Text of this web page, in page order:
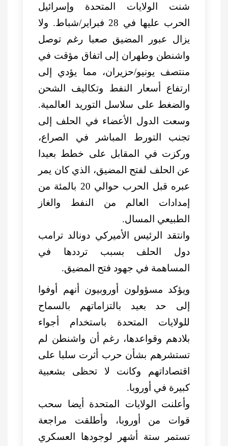
شنت الولايات المتحدة وإسرائيل
الحرب عليها في 28 فبراير/شباط. ولا
يزال عبور المضيق صعبا رغم توصل
واشنطن وطهران إلى اتفاق مؤقت في
منتصف يونيو/حزيران، مما يؤدي إلى
ارتفاع أسعار النفط وتكاليف الشحن
والضغط على سلاسل التوريد العالمية.
وسعت الدول الأعضاء في الحلف إلى
تجنب التورط المباشر في الصراع،
وركزت في المقابل على خطط بعيدا
عن الحلف لفتح المضيق، الذي كان يمر
عبره قبل الحرب حوالي 20 ‌بالمئة من
إمدادات العالم من النفط والغاز
الطبيعي المسال.
وانتقد الرئيس الأميركي دونالد ترامب
دول الحلف بسبب ترددها في
المساهمة في جهود فتح المضيق.
ويؤكد مسؤولون أوروبيون أنهم أوفوا
إلى حد بعيد بالتزاماتهم بالسماح
للولايات المتحدة باستخدام أجواء
بلادهم وقواعدها، رغم أن واشنطن لم
تستشرهم بشأن حرب أثرت سلبا على
اقتصاداتهم وكانت لا تحظى بشعبية
كبيرة في أوروبا.
وأعلنت الولايات المتحدة أيضا سحب
قوات من أوروبا، وأطلقت مراجعة
تستمر ستة أشهر لوجودها العسكري